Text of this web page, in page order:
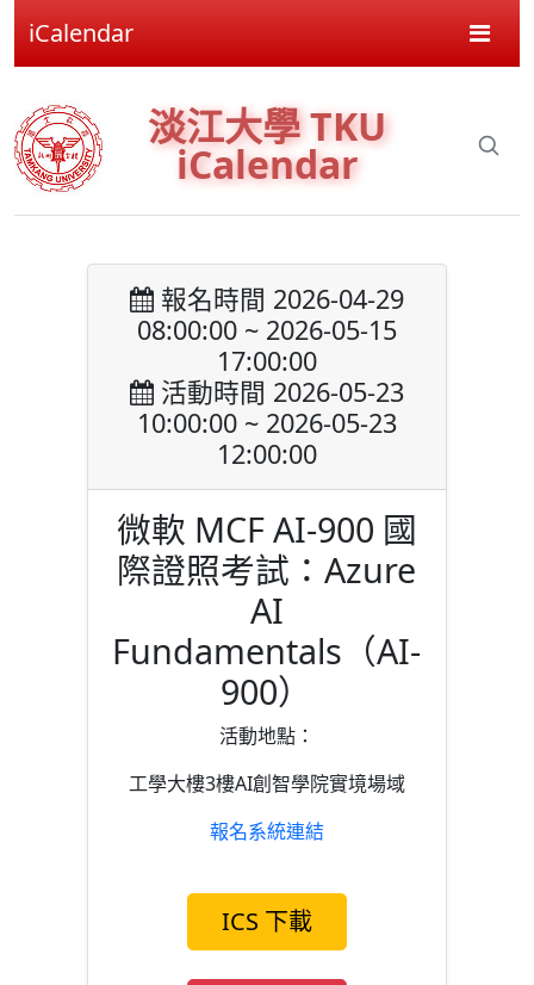
iCalendar
淡江大學 TKU
iCalendar
報名時間 2026-04-29
08:00:00 ~ 2026-05-15
17:00:00
活動時間 2026-05-23
10:00:00 ~ 2026-05-23
12:00:00
微軟 MCF AI-900 國
際證照考試：Azure
AI
Fundamentals（AI-
900）
活動地點：
工學大樓3樓AI創智學院實境場域
報名系統連結
ICS 下載